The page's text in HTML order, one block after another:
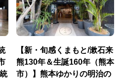
【新・旬感くまもと/漱石来
熊130年＆生誕160年（熊本
市）】熊本ゆかりの明治の